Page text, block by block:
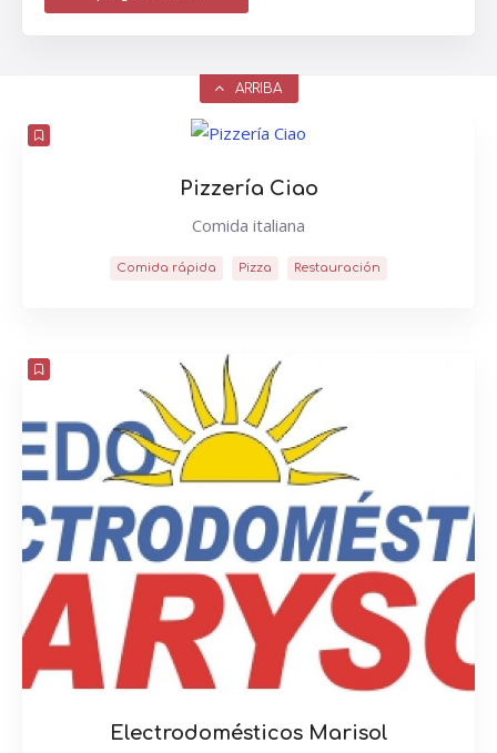
ARRIBA
Pizzería Ciao
Comida italiana
Comida rápida Pizza Restauración
Electrodomésticos Marisol